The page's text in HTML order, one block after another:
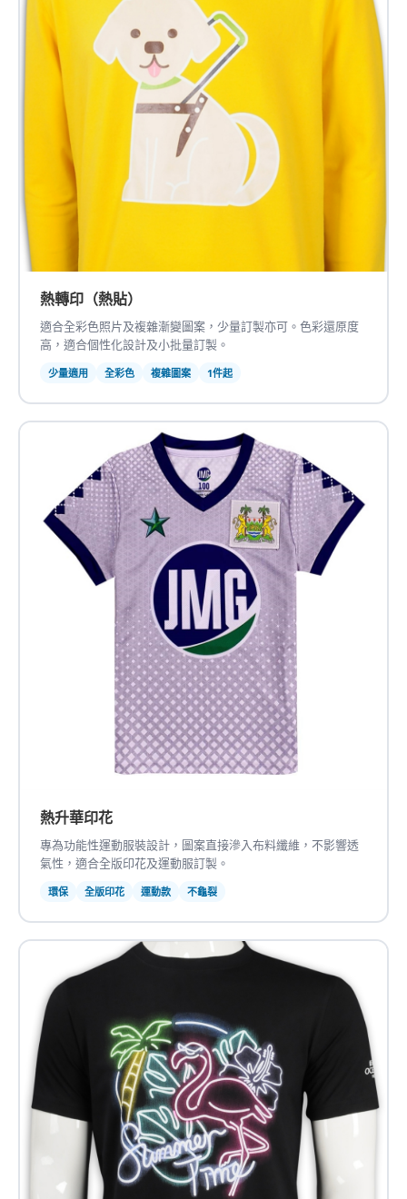
熱轉印（熱貼）
適合全彩色照片及複雜漸變圖案，少量訂製亦可。色彩還原度
高，適合個性化設計及小批量訂製。
少量適用 全彩色 複雜圖案 1件起
熱升華印花
專為功能性運動服裝設計，圖案直接滲入布料纖維，不影響透
氣性，適合全版印花及運動服訂製。
環保 全版印花 運動款 不龜裂